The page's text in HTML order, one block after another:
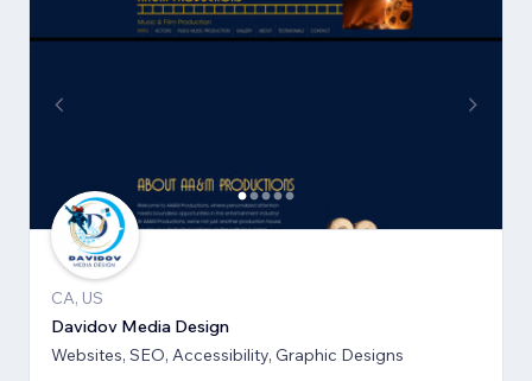
CA, US
Davidov Media Design
Websites, SEO, Accessibility, Graphic Designs